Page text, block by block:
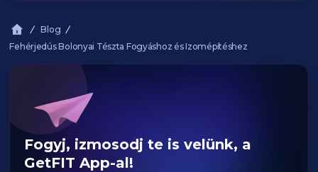
Blog
Fehérjedús Bolonyai Tészta Fogyáshoz és Izomépítéshez
Fogyj, izmosodj te is velünk, a
GetFIT App-al!